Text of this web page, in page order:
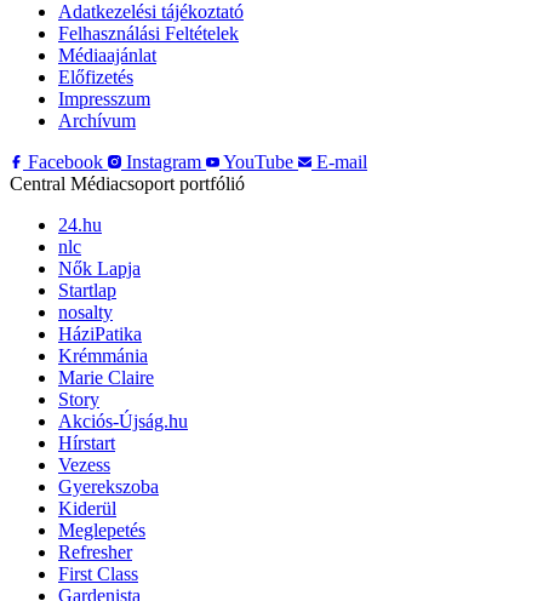
Adatkezelési tájékoztató
Felhasználási Feltételek
Médiaajánlat
Előfizetés
Impresszum
Archívum
Facebook
Instagram YouTube
E-mail
Central Médiacsoport portfólió
24.hu
nlc
Nők Lapja
Startlap
nosalty
HáziPatika
Krémmánia
Marie Claire
Story
Akciós-Újság.hu
Hírstart
Vezess
Gyerekszoba
Kiderül
Meglepetés
Refresher
First Class
Gardenista